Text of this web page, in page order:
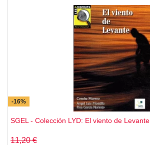
Colección AEC - SGEL
Colección Fácil Lectura - SGEL
Colección Juvenil.es - SGEL
Colección Lector.es - SGEL
Colección LYD - SGEL
Colección Saber.es - SGEL
-16%
SGEL - Colección LYD: El viento de Levante
11,20 €